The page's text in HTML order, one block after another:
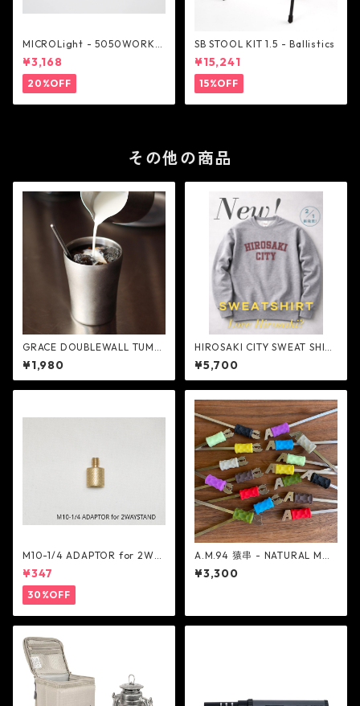
MICROLight - 5050WORKS
HOP
¥3,168
20%OFF
SB STOOL KIT 1.5 - Ballistics
¥15,241
15%OFF
その他の商品
GRACE DOUBLEWALL TUMB
LER 300ml - POST GENERA
L
¥1,980
HIROSAKI CITY SWEAT SHIRT
- NextNatural
¥5,700
M10-1/4 ADAPTOR for 2WA
Y STAND - 5050WORKSHOP
¥347
30%OFF
A.M.94 猿串 - NATURAL MO
UNTAIN MOKEYS
¥3,300